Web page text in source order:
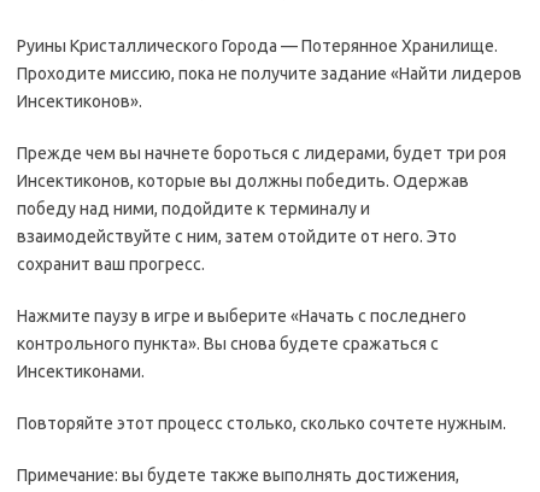
Руины Кристаллического Города — Потерянное Хранилище.
Проходите миссию, пока не получите задание «Найти лидеров
Инсектиконов».
Прежде чем вы начнете бороться с лидерами, будет три роя
Инсектиконов, которые вы должны победить. Одержав
победу над ними, подойдите к терминалу и
взаимодействуйте с ним, затем отойдите от него. Это
сохранит ваш прогресс.
Нажмите паузу в игре и выберите «Начать с последнего
контрольного пункта». Вы снова будете сражаться с
Инсектиконами.
Повторяйте этот процесс столько, сколько сочтете нужным.
Примечание: вы будете также выполнять достижения,